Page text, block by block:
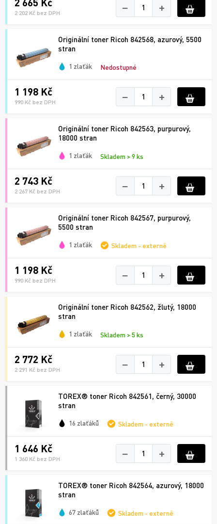
2 202 Kč bez DPH − +
Originální toner Ricoh 842568, azurový, 5500
stran
1 zlaťák Nedostupné
1 198 Kč
990 Kč bez DPH − +
Originální toner Ricoh 842563, purpurový,
18000 stran
1 zlaťák Skladem > 9 ks
2 743 Kč
2 267 Kč bez DPH − +
Originální toner Ricoh 842567, purpurový,
5500 stran
1 zlaťák Skladem - externě
1 198 Kč
990 Kč bez DPH − +
Originální toner Ricoh 842562, žlutý, 18000
stran
1 zlaťák Skladem > 5 ks
2 772 Kč
2 291 Kč bez DPH − +
TOREX® toner Ricoh 842561, černý, 30000
stran
16 zlaťáků Skladem - externě
1 646 Kč
1 360 Kč bez DPH − +
TOREX® toner Ricoh 842564, azurový, 18000
stran
67 zlaťáků Skladem - externě